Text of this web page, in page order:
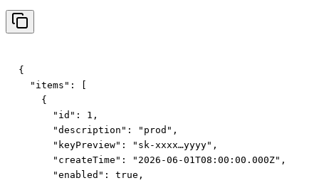
{
  "items": [
    {
      "id": 1,
      "description": "prod",
      "keyPreview": "sk-xxxx…yyyy",
      "createTime": "2026-06-01T08:00:00.000Z",
      "enabled": true,